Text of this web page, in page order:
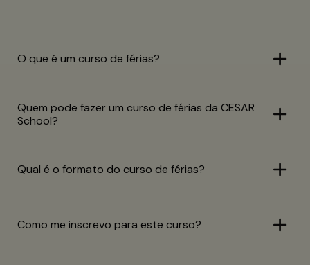
O que é um curso de férias?
Quem pode fazer um curso de férias da CESAR
School?
Qual é o formato do curso de férias?
Como me inscrevo para este curso?